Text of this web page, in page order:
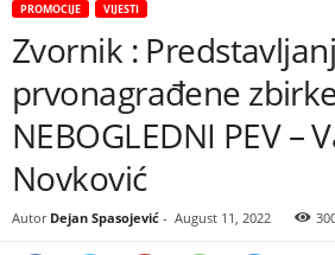
PROMOCIJE VIJESTI
Zvornik :
prvonagrađene
NEBOGLEDNI PEV –
Novković
Autor Dejan Spasojević - August 11, 2022